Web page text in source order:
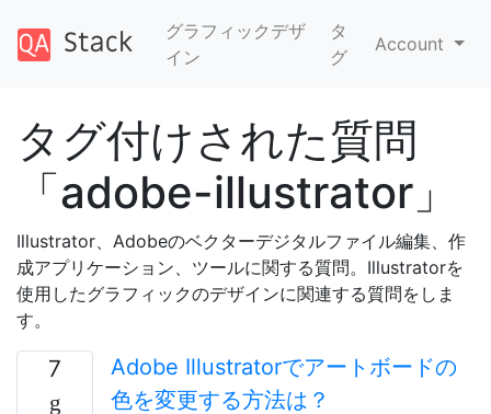
グラフィックデザ
イン
タ
グ
Account
タグ付けされた質問
「adobe-illustrator」
Illustrator、Adobeのベクターデジタルファイル編集、作
成アプリケーション、ツールに関する質問。Illustratorを
使用したグラフィックのデザインに関連する質問をしま
す。
7
Adobe Illustratorでアートボードの
色を変更する方法は？